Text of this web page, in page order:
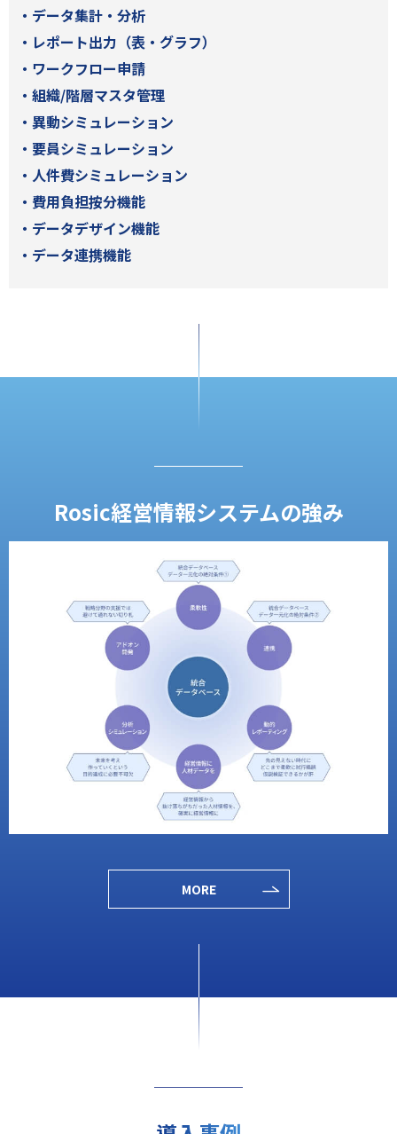
データ集計・分析
レポート出力（表・グラフ）
ワークフロー申請
組織/階層マスタ管理
異動シミュレーション
要員シミュレーション
人件費シミュレーション
費用負担按分機能
データデザイン機能
データ連携機能
Rosic経営情報システムの強み
MORE